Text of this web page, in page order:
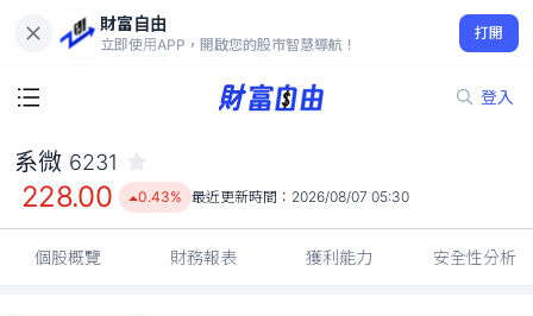
財富自由
立即使用APP，開啟您的股市智慧導航！
打開
登入
228.00
0.43%
系微 6231
228.00 0.43% 最近更新時間： 2026/08/07 05:30
個股概覽 財務報表 獲利能力 安全性分析